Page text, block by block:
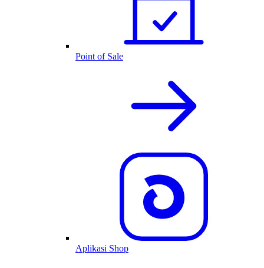
Point of Sale
Aplikasi Shop